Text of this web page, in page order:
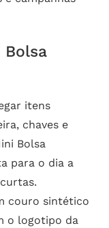
Bolsa
itens
chaves e
Bolsa
para o dia a
couro sintético
o logotipo da